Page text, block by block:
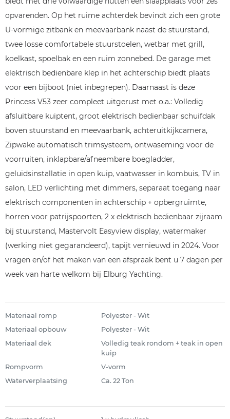
opvarenden. Op het ruime achterdek bevindt zich een grote
U-vormige zitbank en meevaarbank naast de stuurstand,
twee losse comfortabele stuurstoelen, wetbar met grill,
koelkast, spoelbak en een ruim zonnebed. De garage met
elektrisch bedienbare klep in het achterschip biedt plaats
voor een bijboot (niet inbegrepen). Daarnaast is deze
Princess V53 zeer compleet uitgerust met o.a.: Volledig
afsluitbare kuiptent, groot elektrisch bedienbaar schuifdak
boven stuurstand en meevaarbank, achteruitkijkcamera,
Zipwake automatisch trimsysteem, ontwaseming voor de
voorruiten, inklapbare/afneembare boegladder,
geluidsinstallatie in open kuip, vaatwasser in kombuis, TV in
salon, LED verlichting met dimmers, separaat toegang naar
elektrisch componenten in achterschip + opbergruimte,
horren voor patrijspoorten, 2 x elektrisch bedienbaar zijraam
bij stuurstand, Mastervolt Easyview display, watermaker
(werking niet gegarandeerd), tapijt vernieuwd in 2024. Voor
vragen en/of het maken van een afspraak bent u 7 dagen per
week van harte welkom bij Elburg Yachting.
Materiaal romp
Polyester - Wit
Materiaal opbouw
Polyester - Wit
Materiaal dek
Volledig teak rondom + teak in open
kuip
Rompvorm
V-vorm
Waterverplaatsing
Ca. 22 Ton